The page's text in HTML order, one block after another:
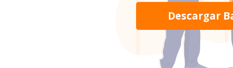
Descargar